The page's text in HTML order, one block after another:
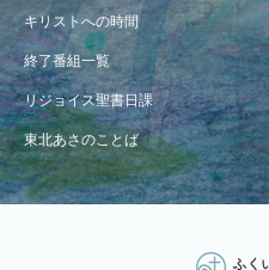
キリストへの時間
終了番組一覧
リジョイス聖書日課
東北あさのことば